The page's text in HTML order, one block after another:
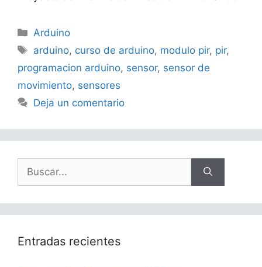
Categorías
Arduino
Etiquetas
arduino, curso de arduino, modulo pir, pir,
programacion arduino, sensor, sensor de
movimiento, sensores
Deja un comentario
Entradas recientes